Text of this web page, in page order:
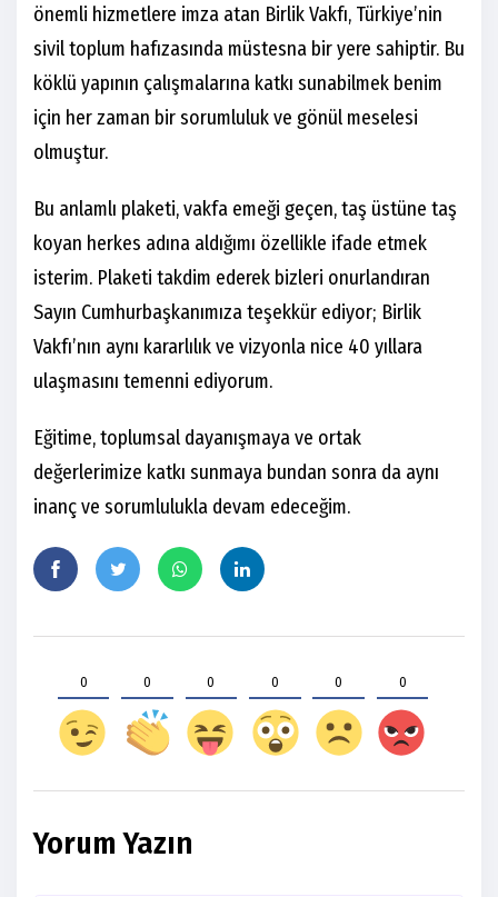
önemli hizmetlere imza atan Birlik Vakfı, Türkiye’nin
sivil toplum hafızasında müstesna bir yere sahiptir. Bu
köklü yapının çalışmalarına katkı sunabilmek benim
için her zaman bir sorumluluk ve gönül meselesi
olmuştur.
Bu anlamlı plaketi, vakfa emeği geçen, taş üstüne taş
koyan herkes adına aldığımı özellikle ifade etmek
isterim. Plaketi takdim ederek bizleri onurlandıran
Sayın Cumhurbaşkanımıza teşekkür ediyor; Birlik
Vakfı’nın aynı kararlılık ve vizyonla nice 40 yıllara
ulaşmasını temenni ediyorum.
Eğitime, toplumsal dayanışmaya ve ortak
değerlerimize katkı sunmaya bundan sonra da aynı
inanç ve sorumlulukla devam edeceğim.
0 0 0 0 0 0
Yorum Yazın